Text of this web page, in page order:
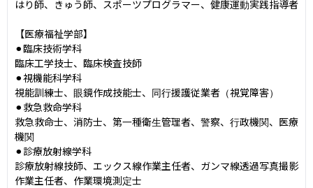
はり師、きゅう師、スポーツプログラマー、健康運動実践指導者
【医療福祉学部】
⚫︎臨床技術学科
臨床工学技士、臨床検査技師
⚫︎視機能科学科
視能訓練士、眼鏡作成技能士、同行援護従業者（視覚障害）
⚫︎救急救命学科
救急救命士、消防士、第一種衛生管理者、警察、行政機関、医療
機関
⚫︎診療放射線学科
診療放射線技師、エックス線作業主任者、ガンマ線透過写真撮影
作業主任者、作業環境測定士